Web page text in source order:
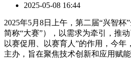
2025-05-08 16:44
2025年5月8日上午，第二届“兴智
简称“大赛”），以需求为牵引，推
以赛促用、以赛育人”的作用，今
主办，旨在聚焦技术创新和应用赋